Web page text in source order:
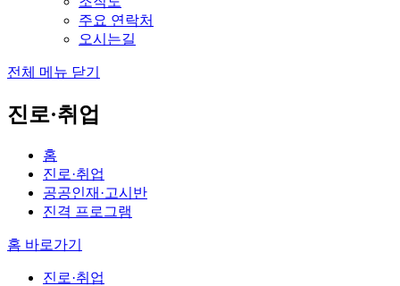
주요 연락처
오시는길
전체 메뉴 닫기
진로·취업
홈
진로·취업
공공인재·고시반
진격 프로그램
홈 바로가기
진로·취업